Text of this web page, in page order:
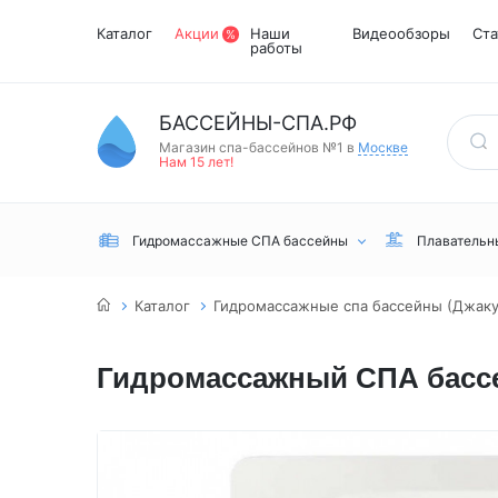
Каталог Акции
Наши
работы
Видеообзоры
БАССЕЙНЫ-СПА.РФ
Магазин спа-бассейнов №1 в Москве
Нам 15 лет!
Гидромассажные СПА бассейны
Каталог Гидромассажные спа бассейны
Гидромассажный СПА